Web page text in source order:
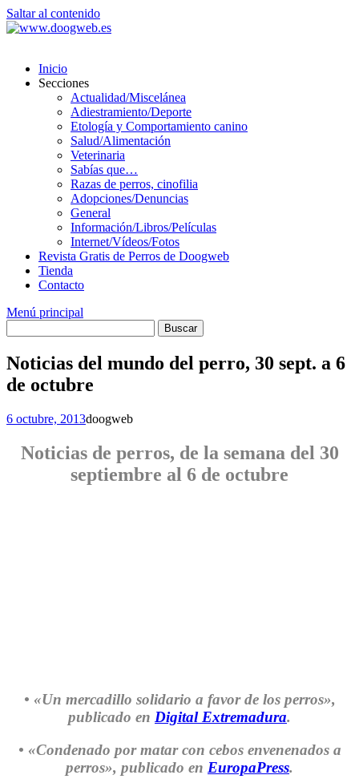
Saltar al contenido
Inicio
Secciones
Actualidad/Miscelánea
Adiestramiento/Deporte
Etología y Comportamiento canino
Salud/Alimentación
Veterinaria
Sabías que…
Razas de perros, cinofilia
Adopciones/Denuncias
General
Información/Libros/Películas
Internet/Vídeos/Fotos
Revista Gratis de Perros de Doogweb
Tienda
Contacto
Menú principal
Noticias del mundo del perro, 30 sept. a 6
de octubre
6 octubre, 2013doogweb
Noticias de perros, de la semana del 30
septiembre al 6 de octubre
• «Un mercadillo solidario a favor de los perros»,
publicado en Digital Extremadura.
• «Condenado por matar con cebos envenenados a
perros», publicado en EuropaPress.